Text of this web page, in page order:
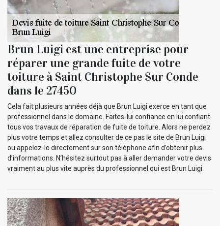
Brun Luigi est une entreprise pour
réparer une grande fuite de votre
toiture à Saint Christophe Sur Conde
dans le 27450
Cela fait plusieurs années déjà que Brun Luigi exerce en tant que
professionnel dans le domaine. Faites-lui confiance en lui confiant
tous vos travaux de réparation de fuite de toiture. Alors ne perdez
plus votre temps et allez consulter de ce pas le site de Brun Luigi
ou appelez-le directement sur son téléphone afin d’obtenir plus
d’informations. N’hésitez surtout pas à aller demander votre devis
vraiment au plus vite auprès du professionnel qui est Brun Luigi.